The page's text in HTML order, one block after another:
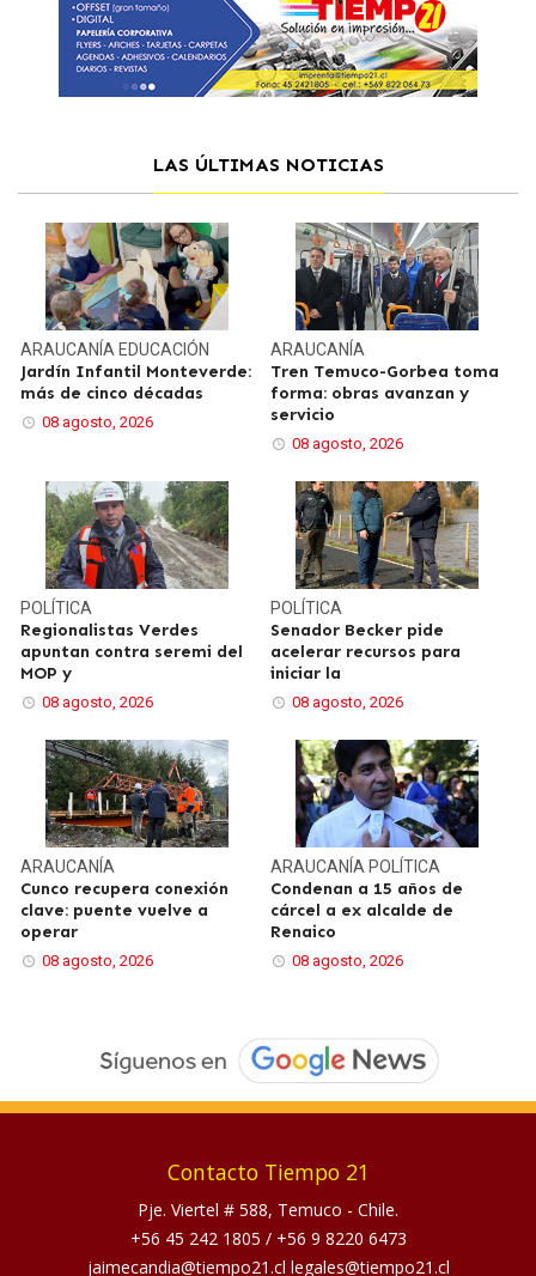
LAS ÚLTIMAS NOTICIAS
ARAUCANÍA EDUCACIÓN
Jardín Infantil Monteverde:
más de cinco décadas
08 agosto, 2026
ARAUCANÍA
Tren Temuco-Gorbea toma
forma: obras avanzan y
servicio
08 agosto, 2026
POLÍTICA
Regionalistas Verdes
apuntan contra seremi del
MOP y
08 agosto, 2026
POLÍTICA
Senador Becker pide
acelerar recursos para
iniciar la
08 agosto, 2026
ARAUCANÍA
Cunco recupera conexión
clave: puente vuelve a
operar
08 agosto, 2026
ARAUCANÍA POLÍTICA
Condenan a 15 años de
cárcel a ex alcalde de
Renaico
08 agosto, 2026
Contacto Tiempo 21
Pje. Viertel # 588, Temuco - Chile.
+56 45 242 1805 / +56 9 8220 6473
jaimecandia@tiempo21.cl legales@tiempo21.cl